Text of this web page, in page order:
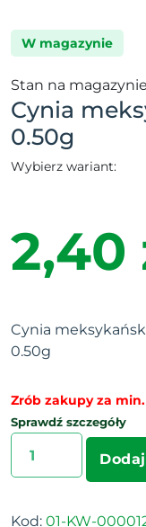
W magazynie
Stan na
Cynia
0.50g
Wybierz wariant:
2,40
Cynia
0.50g
Zrób zakupy za min.
Sprawdź szczegóły
Kod: 01-KW-